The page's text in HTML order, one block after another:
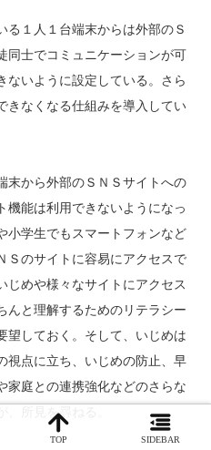
１人１台端末からは外部のＳ
同士でコミュニケーションが可
ないように設定している。さら
きなくなる仕組みを導入してい
から外部のＳＮＳサイトへの
機能は利用できないようになっ
小学生でもスマートフォンなど
Ｓのサイトに容易にアクセスで
じめや様々なサイトにアクセス
んと理解するためのリテラシー
望しておく。そして、いじめは
視点に立ち、いじめの防止、早
家庭との連携強化などのさらな
、所見を尋ねる。
TOP SIDEBAR